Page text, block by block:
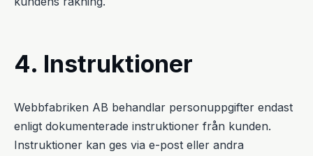
4. Instruktioner
Webbfabriken AB behandlar personuppgifter endast
enligt dokumenterade instruktioner från kunden.
Instruktioner kan ges via e-post eller andra